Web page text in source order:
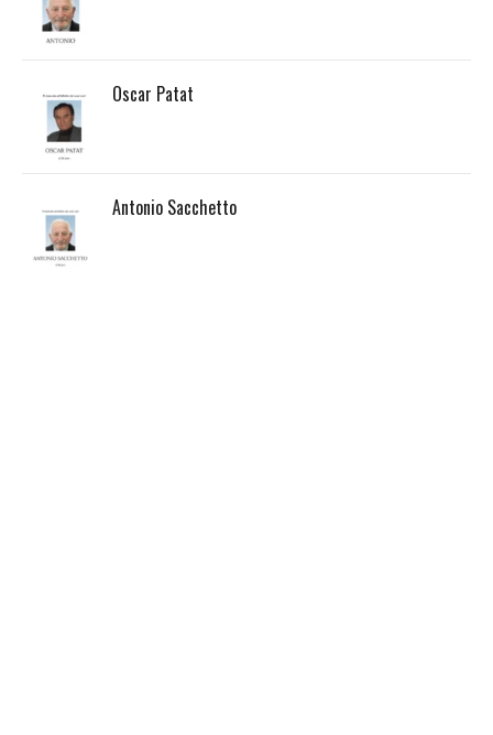
Oscar Patat
Antonio Sacchetto